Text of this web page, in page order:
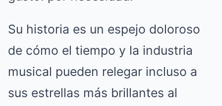
Su historia es un espejo doloroso
de cómo el tiempo y la industria
musical pueden relegar incluso a
sus estrellas más brillantes al